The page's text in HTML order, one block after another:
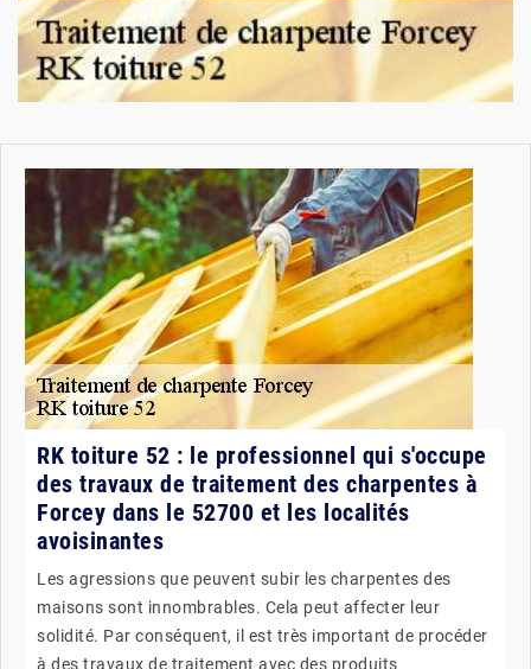
RK toiture 52 : le professionnel qui s'occupe
des travaux de traitement des charpentes à
Forcey dans le 52700 et les localités
avoisinantes
Les agressions que peuvent subir les charpentes des
maisons sont innombrables. Cela peut affecter leur
solidité. Par conséquent, il est très important de procéder
à des travaux de traitement avec des produits